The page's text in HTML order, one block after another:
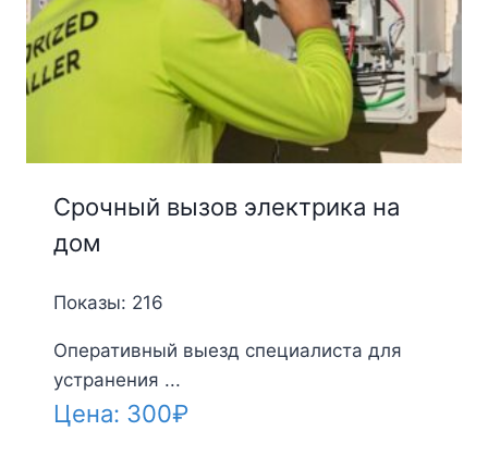
Срочный вызов электрика на
дом
Показы: 216
Оперативный выезд специалиста для
устранения ...
Цена: 300₽